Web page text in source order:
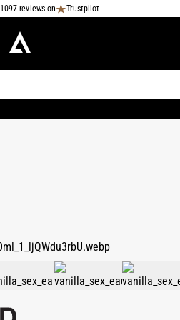
1097 reviews on Trustpilot